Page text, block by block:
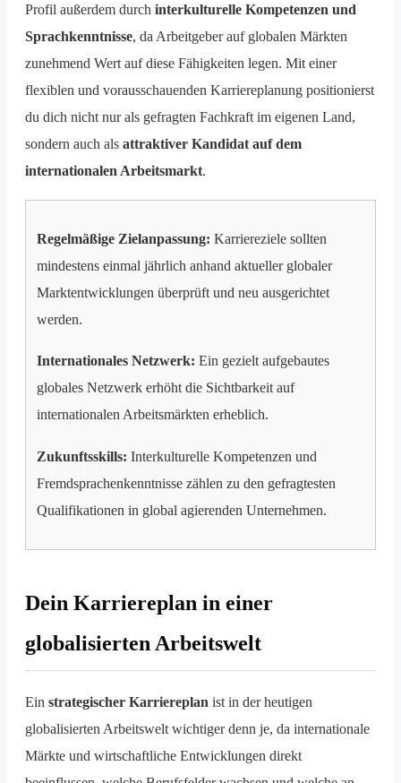
Profil außerdem durch interkulturelle Kompetenzen und
Sprachkenntnisse, da Arbeitgeber auf globalen Märkten
zunehmend Wert auf diese Fähigkeiten legen. Mit einer
flexiblen und vorausschauenden Karriereplanung positionierst
du dich nicht nur als gefragten Fachkraft im eigenen Land,
sondern auch als attraktiver Kandidat auf dem
internationalen Arbeitsmarkt.
Regelmäßige Zielanpassung: Karriereziele sollten
mindestens einmal jährlich anhand aktueller globaler
Marktentwicklungen überprüft und neu ausgerichtet
werden.
Internationales Netzwerk: Ein gezielt aufgebautes
globales Netzwerk erhöht die Sichtbarkeit auf
internationalen Arbeitsmärkten erheblich.
Zukunftsskills: Interkulturelle Kompetenzen und
Fremdsprachenkenntnisse zählen zu den gefragtesten
Qualifikationen in global agierenden Unternehmen.
Dein Karriereplan in einer
globalisierten Arbeitswelt
Ein strategischer Karriereplan ist in der heutigen
globalisierten Arbeitswelt wichtiger denn je, da internationale
Märkte und wirtschaftliche Entwicklungen direkt